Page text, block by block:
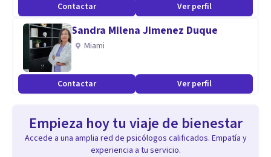
Contactar Ver perfil
Sandra Milena Jimenez Duque
Miami
Contactar Ver perfil
Empieza hoy tu viaje de bienestar
Accede a una amplia red de psicólogos calificados. Empatía y
experiencia a tu servicio.